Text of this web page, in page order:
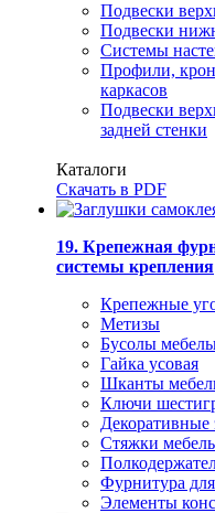
Подвески
Подвески
Системы
Профили,
каркасов
Подвески
задней стенки
Каталоги
Скачать в PDF
19. Крепежная
системы крепления
Крепежные
Метизы
Бусолы
Гайка усовая
Шканты
Ключи
Декоративные
Стяжки
Фурнитура для
Элементы